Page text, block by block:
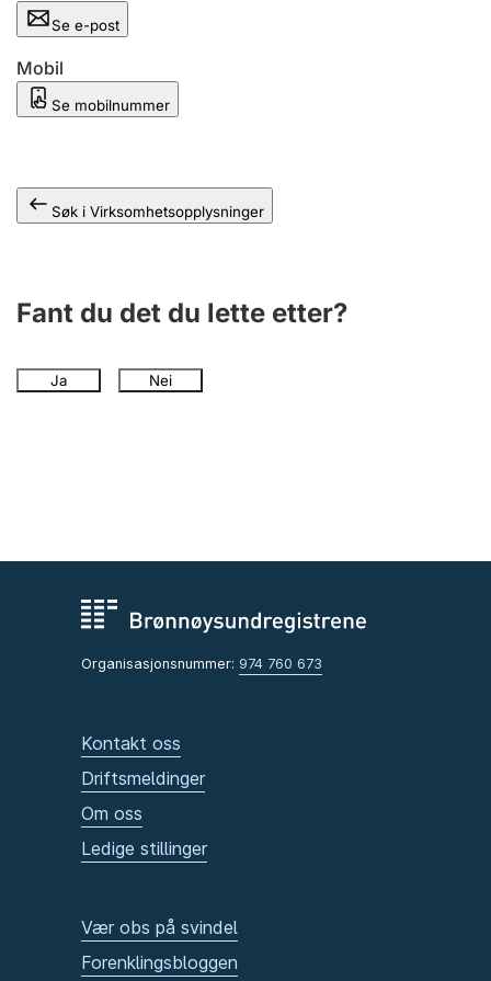
Andre tema
Se e-post
Mobil
Se mobilnummer
Søk i Virksomhetsopplysninger
Fant du det du lette etter?
Ja Nei
Organisasjonsnummer: 974 760 673
Kontakt oss
Driftsmeldinger
Om oss
Ledige stillinger
Vær obs på svindel
Forenklingsbloggen